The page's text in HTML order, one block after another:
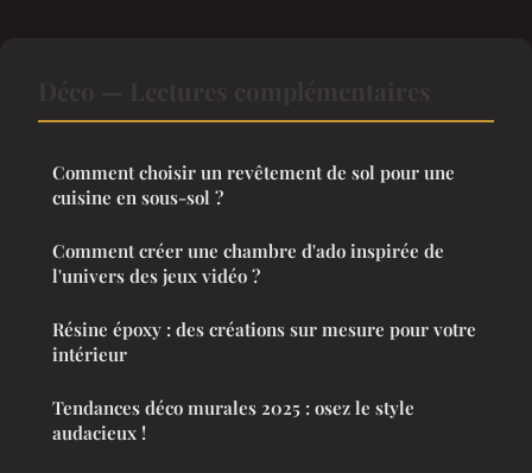
Comment choisir un revêtement de sol pour une
cuisine en sous-sol ?
Comment créer une chambre d'ado inspirée de
l'univers des jeux vidéo ?
Résine époxy : des créations sur mesure pour votre
intérieur
Tendances déco murales 2025 : osez le style
audacieux !